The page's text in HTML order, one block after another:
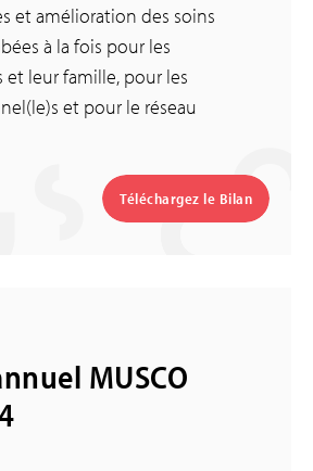
et amélioration des soins
à la fois pour les
et leur famille, pour les
et pour le réseau
Téléchargez le Bilan
MUSCO